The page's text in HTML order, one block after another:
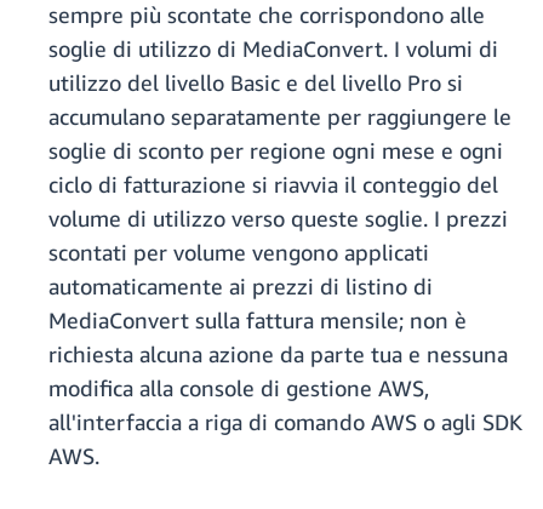
sempre più scontate che corrispondono alle
soglie di utilizzo di MediaConvert. I volumi di
utilizzo del livello Basic e del livello Pro si
accumulano separatamente per raggiungere le
soglie di sconto per regione ogni mese e ogni
ciclo di fatturazione si riavvia il conteggio del
volume di utilizzo verso queste soglie. I prezzi
scontati per volume vengono applicati
automaticamente ai prezzi di listino di
MediaConvert sulla fattura mensile; non è
richiesta alcuna azione da parte tua e nessuna
modifica alla console di gestione AWS,
all'interfaccia a riga di comando AWS o agli SDK
AWS.